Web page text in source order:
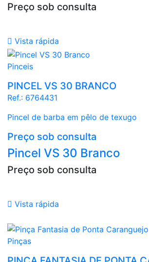
Preço sob consulta
 Vista rápida
Pinceis
PINCEL VS 30 BRANCO
Ref.: 6764431
Pincel de barba em pêlo de texugo
Preço sob consulta
Pincel VS 30 Branco
Preço sob consulta
 Vista rápida
Pinças